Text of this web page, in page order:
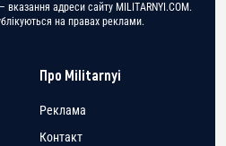
вказання адреси сайту MILITARNYI.COM.
на правах реклами.
Про Militarnyi
Реклама
Контакт